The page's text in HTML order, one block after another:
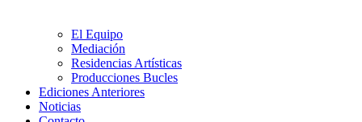
El Equipo
Mediación
Residencias Artísticas
Producciones Bucles
Ediciones Anteriores
Noticias